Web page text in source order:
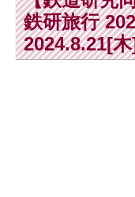
鉄研旅行
2024.8.21[